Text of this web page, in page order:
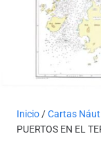
Inicio /Cartas
PUERTOS EN EL